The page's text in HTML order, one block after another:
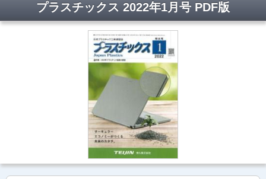
プラスチックス 2022年1月号 PDF版